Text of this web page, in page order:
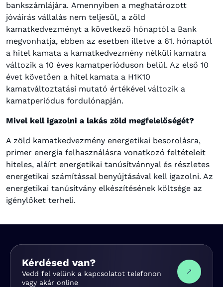
bankszámlájára. Amennyiben a meghatározott
jóváírás vállalás nem teljesül, a zöld
kamatkedvezményt a következő hónaptól a Bank
megvonhatja, ebben az esetben illetve a 61. hónaptól
a hitel kamata a kamatkedvezmény nélküli kamatra
változik a 10 éves kamatperióduson belül. Az első 10
évet követően a hitel kamata a H1K10
kamatváltoztatási mutató értékével változik a
kamatperiódus fordulónapján.
Mivel kell igazolni a lakás zöld megfelelőségét?
A zöld kamatkedvezmény energetikai besorolásra,
primer energia felhasználásra vonatkozó feltételeit
hiteles, aláírt energetikai tanúsítvánnyal és részletes
energetikai számítással benyújtásával kell igazolni. Az
energetikai tanúsítvány elkészítésének költsége az
igénylőket terheli.
Kérdésed van?
Vedd fel velünk a kapcsolatot telefonon
vagy akár online